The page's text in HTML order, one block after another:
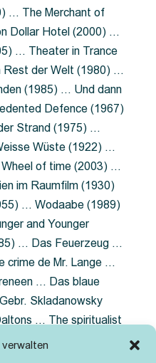
… The Merchant of
Dollar Hotel (2000) …
… Theater in Trance
der Welt (1980) …
(1985) … Und dann
Defence (1967)
Strand (1975) …
Wüste (1922) …
of time (2003) …
im Raumfilm (1930)
… Wodaabe (1989)
and Younger
… Das Feuerzeug …
crime de Mr. Lange …
… Das blaue
Skladanowsky
… The spiritualist
… The Song of the